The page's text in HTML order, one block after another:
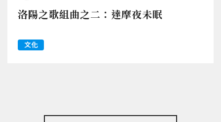
洛陽之歌組曲之二：達摩夜未眠
文化